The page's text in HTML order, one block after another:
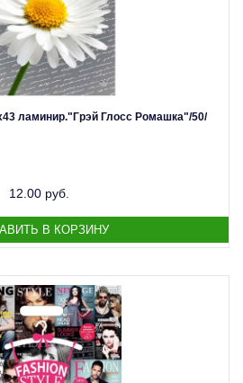
ламинир."Грэй Глосс Ромашка"/50/
12.00 руб.